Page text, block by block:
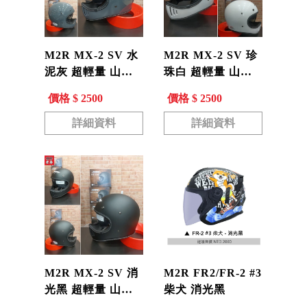
M2R MX-2 SV 水
泥灰 超輕量 山車
罩帽 安全帽 內藏
價格 $ 2500
詳細資料
M2R MX-2 SV 珍
珠白 超輕量 山車
罩帽 安全帽 內藏
價格 $ 2500
詳細資料
M2R MX-2 SV 消
光黑 超輕量 山車
M2R FR2/FR-2 #3
柴犬 消光黑